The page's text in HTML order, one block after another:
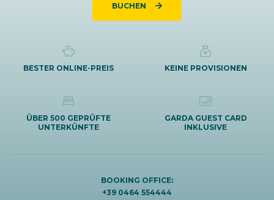
BUCHEN
BESTER ONLINE-PREIS KEINE PROVISIONEN
ÜBER 500 GEPRÜFTE
UNTERKÜNFTE
GARDA GUEST CARD
INKLUSIVE
BOOKING OFFICE:
+39 0464 554444